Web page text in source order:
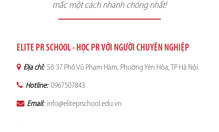
mắc một cách nhanh chóng nhất!
ELITE PR SCHOOL - HỌC PR VỚI NGƯỜI CHUYÊN NGHIỆP
Địa chỉ: Số 37 Phố Vũ Phạm Hàm, Phường Yên Hòa, TP Hà Nội.
Hotline: 0967507843
Email: info@eliteprschool.edu.vn